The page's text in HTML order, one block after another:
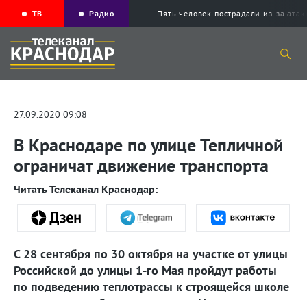
ТВ Радио Пять человек пострадали из-за
27.09.2020 09:08
В Краснодаре по улице Тепличной
ограничат движение транспорта
Читать Телеканал Краснодар:
С 28 сентября по 30 октября на участке от улицы
Российской до улицы 1-го Мая пройдут работы
по подведению теплотрассы к строящейся школе